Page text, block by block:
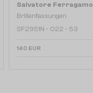
Salvatore Ferragamo
Brillenfassungen
SF2951N - 022 - 53
140 EUR